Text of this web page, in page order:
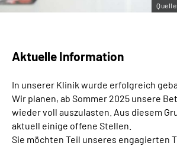
Aktuelle Information
In unserer Klinik wurde erfolgreich
Wir planen, ab Sommer 2025 unsere
wieder voll auszulasten. Aus diesem
aktuell einige offene Stellen.
Sie möchten Teil unseres engagierten